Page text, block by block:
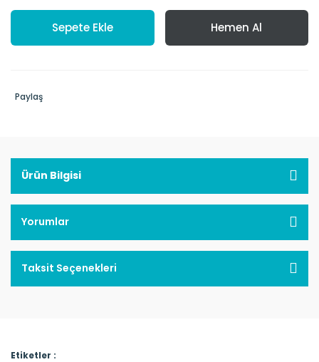
Sepete Ekle Hemen Al
Paylaş
Ürün Bilgisi
Yorumlar
Taksit Seçenekleri
Etiketler :